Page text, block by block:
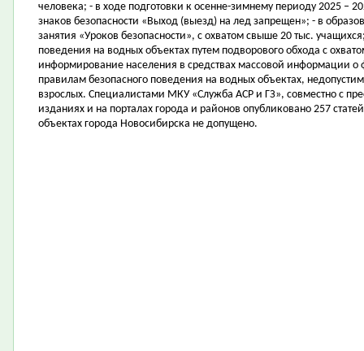
человека; - в ходе подготовки к осенне-зимнему периоду 2025 –
знаков безопасности «Выход (выезд) на лед запрещен»; - в
занятия «Уроков безопасности», с охватом свыше 20 тыс.
поведения на водных объектах путем подворового обхода с
информирование населения в средствах массовой информации о
правилам безопасного поведения на водных объектах,
взрослых. Специалистами МКУ «Служба АСР и ГЗ», совместно с
изданиях и на порталах города и районов опубликовано 257
объектах города Новосибирска не допущено.